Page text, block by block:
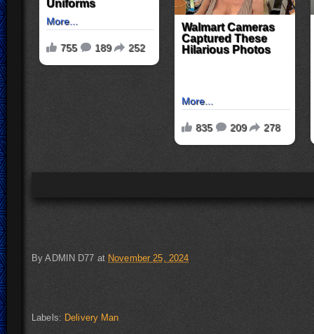
ByADMIN D77 at November 25, 2024
Labels: Delivery Man